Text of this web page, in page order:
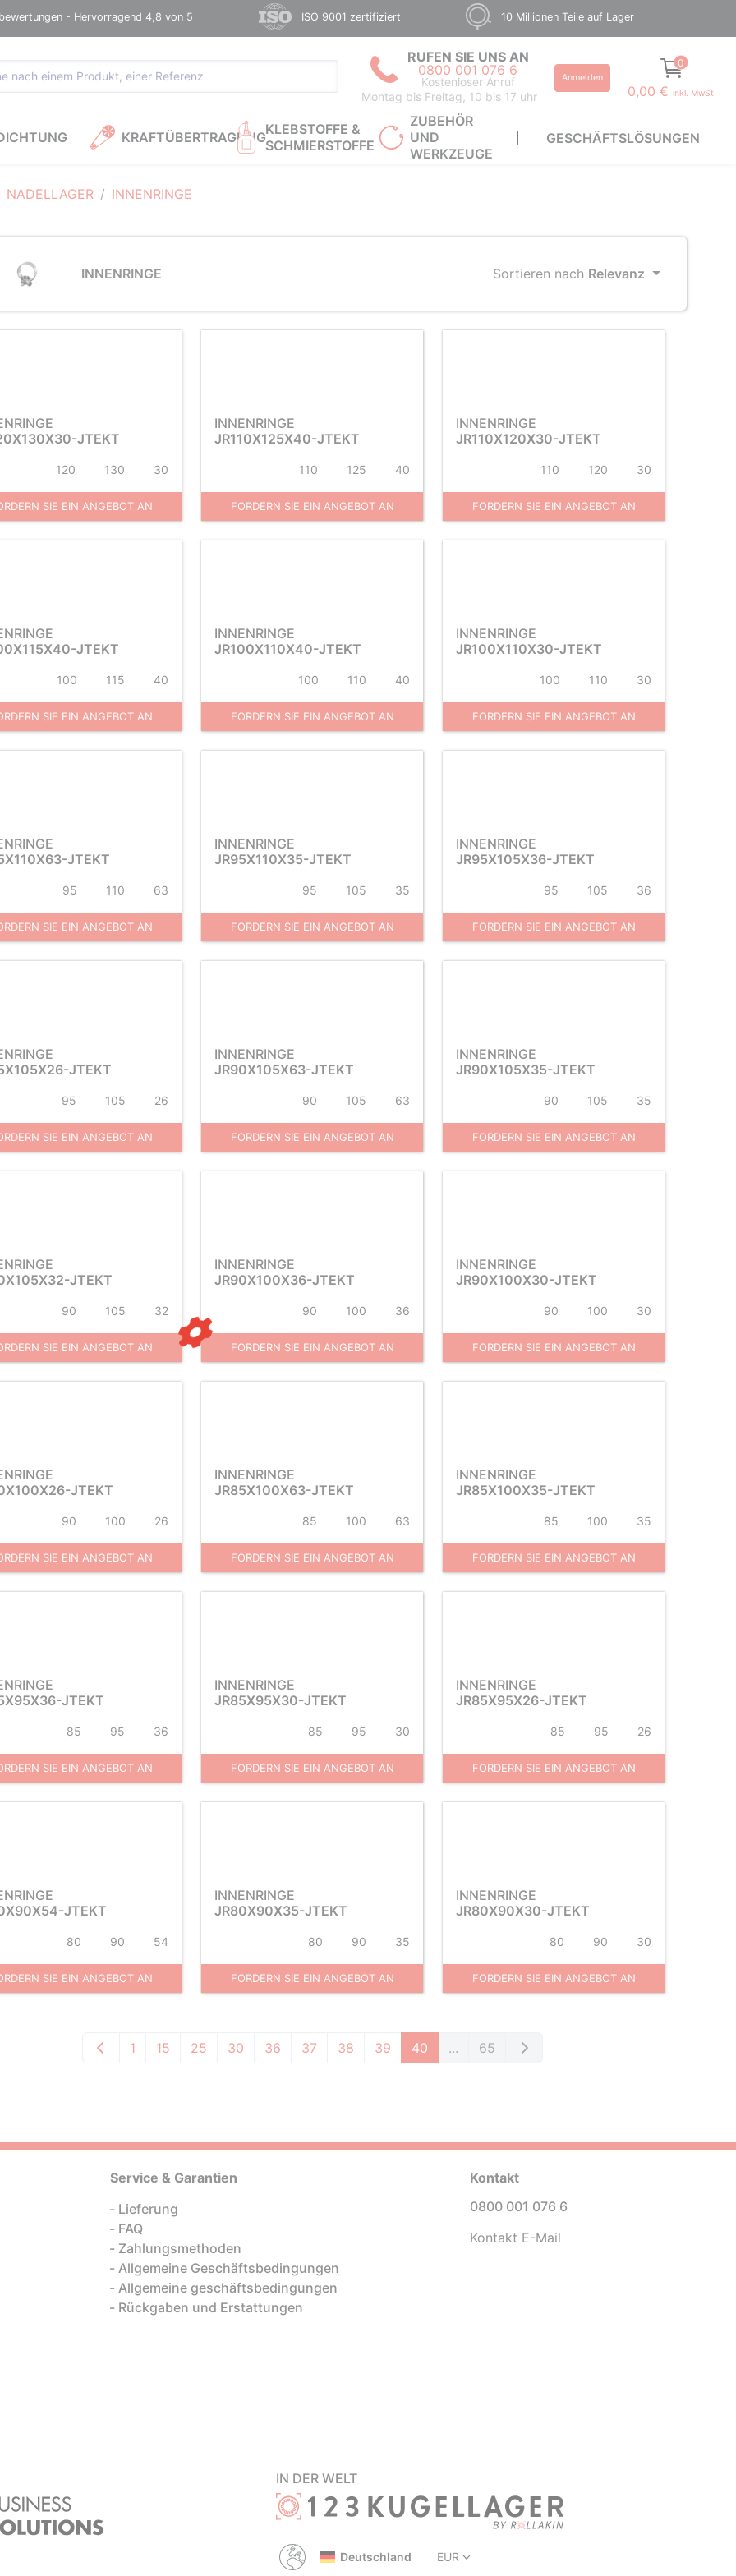
- Hervorragend 4,8 von 5 ISO 9001 zertifiziert 10 Millionen Teile auf Lager
RUFEN SIE UNS AN
0800 001 076 6
Kostenloser Anruf
Montag bis Freitag, 10 bis 17 uhr
Anmelden
0
0,00 € inkl. MwSt.
KRAFTÜBERTRAGUNGKLEBSTOFFE &
SCHMIERSTOFFE
ZUBEHÖR
UND
WERKZEUGE
GESCHÄFTSLÖSUNGEN
NADELLAGER INNENRINGE
INNENRINGE Sortieren nach Relevanz
JTEKT
120 130 30
SIE EIN ANGEBOT AN
INNENRINGE
JR110X125X40-JTEKT
110 125 40
FORDERN SIE EIN ANGEBOT AN
INNENRINGE
JR110X120X30-JTEKT
110 120 30
FORDERN SIE EIN ANGEBOT AN
JTEKT
100 115 40
SIE EIN ANGEBOT AN
INNENRINGE
JR100X110X40-JTEKT
100 110 40
FORDERN SIE EIN ANGEBOT AN
INNENRINGE
JR100X110X30-JTEKT
100 110 30
FORDERN SIE EIN ANGEBOT AN
JTEKT
95 110 63
SIE EIN ANGEBOT AN
INNENRINGE
JR95X110X35-JTEKT
95 105 35
FORDERN SIE EIN ANGEBOT AN
INNENRINGE
JR95X105X36-JTEKT
95 105 36
FORDERN SIE EIN ANGEBOT AN
JTEKT
95 105 26
SIE EIN ANGEBOT AN
INNENRINGE
JR90X105X63-JTEKT
90 105 63
FORDERN SIE EIN ANGEBOT AN
INNENRINGE
JR90X105X35-JTEKT
90 105 35
FORDERN SIE EIN ANGEBOT AN
JTEKT
90 105 32
SIE EIN ANGEBOT AN
INNENRINGE
JR90X100X36-JTEKT
90 100 36
FORDERN SIE EIN ANGEBOT AN
INNENRINGE
JR90X100X30-JTEKT
90 100 30
FORDERN SIE EIN ANGEBOT AN
JTEKT
90 100 26
SIE EIN ANGEBOT AN
INNENRINGE
JR85X100X63-JTEKT
85 100 63
FORDERN SIE EIN ANGEBOT AN
INNENRINGE
JR85X100X35-JTEKT
85 100 35
FORDERN SIE EIN ANGEBOT AN
JTEKT
85 95 36
SIE EIN ANGEBOT AN
INNENRINGE
JR85X95X30-JTEKT
85 95 30
FORDERN SIE EIN ANGEBOT AN
INNENRINGE
JR85X95X26-JTEKT
85 95 26
FORDERN SIE EIN ANGEBOT AN
JTEKT
80 90 54
SIE EIN ANGEBOT AN
INNENRINGE
JR80X90X35-JTEKT
80 90 35
FORDERN SIE EIN ANGEBOT AN
INNENRINGE
JR80X90X30-JTEKT
80 90 30
FORDERN SIE EIN ANGEBOT AN
1 15 25 30 36 37 38 39 40 ... 65
Service & Garantien
Lieferung
FAQ
Zahlungsmethoden
Allgemeine Geschäftsbedingungen
Allgemeine geschäftsbedingungen
Rückgaben und Erstattungen
Kontakt
0800 001 076 6
Kontakt E-Mail
IN DER WELT
Deutschland EUR